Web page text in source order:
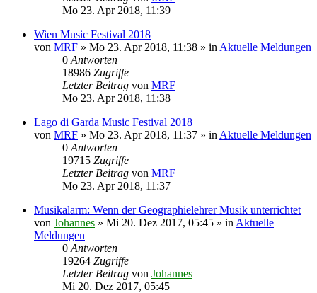
Mo 23. Apr 2018, 11:39
Wien Music Festival 2018
von MRF » Mo 23. Apr 2018, 11:38 » in Aktuelle Meldungen
0 Antworten
18986 Zugriffe
Letzter Beitrag von MRF
Mo 23. Apr 2018, 11:38
Lago di Garda Music Festival 2018
von MRF » Mo 23. Apr 2018, 11:37 » in Aktuelle Meldungen
0 Antworten
19715 Zugriffe
Letzter Beitrag von MRF
Mo 23. Apr 2018, 11:37
Musikalarm: Wenn der Geographielehrer Musik unterrichtet
von Johannes » Mi 20. Dez 2017, 05:45 » in Aktuelle
Meldungen
0 Antworten
19264 Zugriffe
Letzter Beitrag von Johannes
Mi 20. Dez 2017, 05:45